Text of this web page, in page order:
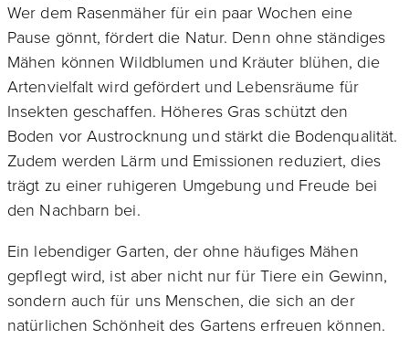
Wer dem Rasenmäher für ein paar Wochen eine
Pause gönnt, fördert die Natur. Denn ohne ständiges
Mähen können Wildblumen und Kräuter blühen, die
Artenvielfalt wird gefördert und Lebensräume für
Insekten geschaffen. Höheres Gras schützt den
Boden vor Austrocknung und stärkt die Bodenqualität.
Zudem werden Lärm und Emissionen reduziert, dies
trägt zu einer ruhigeren Umgebung und Freude bei
den Nachbarn bei.
Ein lebendiger Garten, der ohne häufiges Mähen
gepflegt wird, ist aber nicht nur für Tiere ein Gewinn,
sondern auch für uns Menschen, die sich an der
natürlichen Schönheit des Gartens erfreuen können.